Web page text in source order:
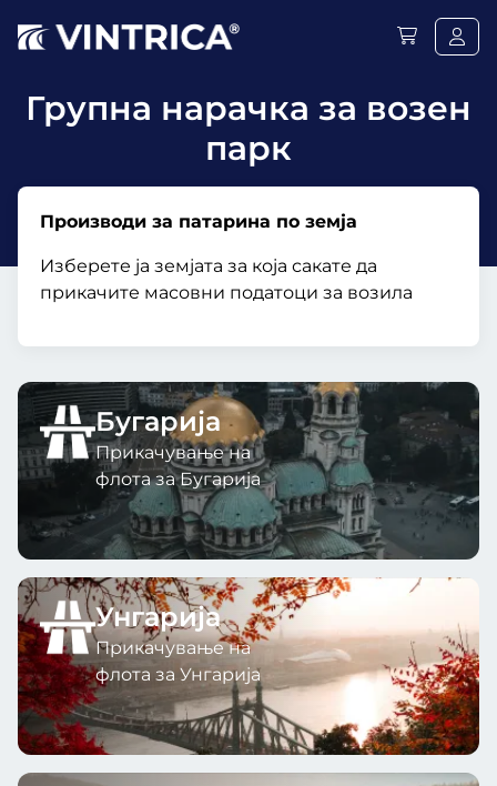
Групна нарачка за возен
парк
Производи за патарина по земја
Изберете ја земјата за која сакате да
прикачите масовни податоци за возила
Бугарија
Прикачување на
флота за Бугарија
Унгарија
Прикачување на
флота за Унгарија